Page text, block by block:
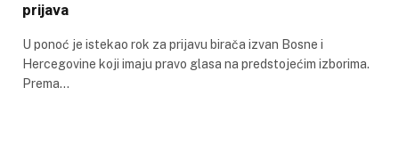
prijava
U ponoć je istekao rok za prijavu birača izvan Bosne i
Hercegovine koji imaju pravo glasa na predstojećim izborima.
Prema…